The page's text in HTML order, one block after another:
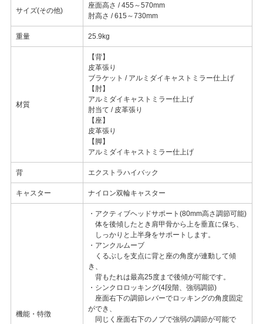
サイズ(その他)
座面高さ / 455～570mm
肘高さ / 615～730mm
重量 25.9kg
材質
【背】
皮革張り
ブラケット / アルミダイキャストミラー仕上げ
【肘】
アルミダイキャストミラー仕上げ
肘当て / 皮革張り
【座】
皮革張り
【脚】
アルミダイキャストミラー仕上げ
背 エクストラハイバック
キャスター ナイロン双輪キャスター
機能・特徴
・アクティブヘッドサポート(80mm高さ調節可能)
体を後傾したとき肩甲骨から上を垂直に保ち、
しっかりと上半身をサポートします。
・アンクルムーブ
くるぶしを支点に背と座の角度が連動して傾
き、
背もたれは最高25度まで後傾が可能です。
・シンクロロッキング(4段階、強弱調節)
座面右下の調節レバーでロッキングの角度固定
ができ、
同じく座面右下のノブで強弱の調節が可能で